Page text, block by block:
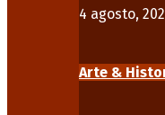
4 agosto,
Arte &